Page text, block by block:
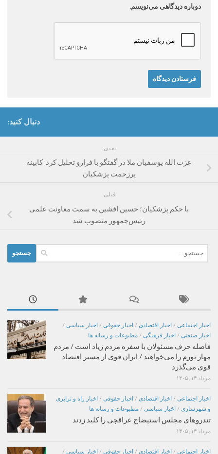
دوباره دیدگاهی می‌نویسم.
دنبال کنید:
بعدی
عزت الله یوسفیان ملا در گفتگو با فرارو تحلیل کرد: کابینه
پرزحمت پزشکیان
قبلی
با حکم پزشکیان؛ حسین افشین به سمت معاونت علمی
رئیس‌جمهور منصوب شد
برای:
اخبار اجتماعی / اخبار اقتصادی / اخبار حقوقی / اخبار سیاسی /
اخبار صنعتی / اخبار فرهنگی / مطبوعات و رسانه ها
فاصله حرف مسئولان با سفره مردم زیاد است / مردم
مهار تورم را می‌خواهند / ایران قوی از مسیر اقتصاد
قوی می‌گذرد
مرداد ۱۴, ۱۴۰۵
اخبار اجتماعی / اخبار اقتصادی / اخبار حقوقی / اخبار راه و ترابری
و شهرسازی / اخبار سیاسی / مطبوعات و رسانه ها
تندروهای مجلس استیضاح عراقچی را کلید زدند
مرداد ۱۴, ۱۴۰۵
اخبار اجتماعی / اخبار اقتصادی / اخبار حقوقی / اخبار سیاسی /